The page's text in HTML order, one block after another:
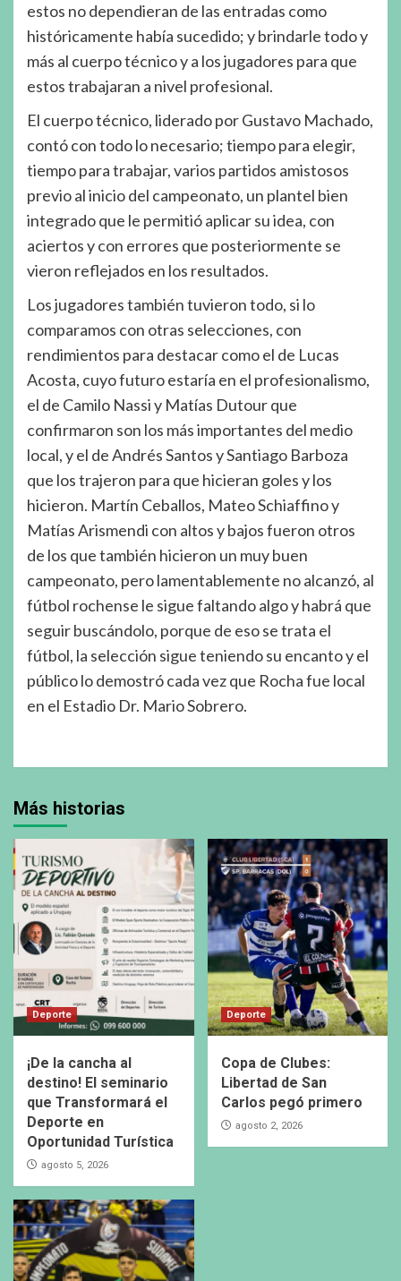
estos no dependieran de las entradas como
históricamente había sucedido; y brindarle todo y
más al cuerpo técnico y a los jugadores para que
estos trabajaran a nivel profesional.
El cuerpo técnico, liderado por Gustavo Machado,
contó con todo lo necesario; tiempo para elegir,
tiempo para trabajar, varios partidos amistosos
previo al inicio del campeonato, un plantel bien
integrado que le permitió aplicar su idea, con
aciertos y con errores que posteriormente se
vieron reflejados en los resultados.
Los jugadores también tuvieron todo, si lo
comparamos con otras selecciones, con
rendimientos para destacar como el de Lucas
Acosta, cuyo futuro estaría en el profesionalismo,
el de Camilo Nassi y Matías Dutour que
confirmaron son los más importantes del medio
local, y el de Andrés Santos y Santiago Barboza
que los trajeron para que hicieran goles y los
hicieron. Martín Ceballos, Mateo Schiaffino y
Matías Arismendi con altos y bajos fueron otros
de los que también hicieron un muy buen
campeonato, pero lamentablemente no alcanzó, al
fútbol rochense le sigue faltando algo y habrá que
seguir buscándolo, porque de eso se trata el
fútbol, la selección sigue teniendo su encanto y el
público lo demostró cada vez que Rocha fue local
en el Estadio Dr. Mario Sobrero.
Más historias
Deporte
¡De la cancha al
destino! El seminario
que Transformará el
Deporte en
Oportunidad Turística
agosto 5, 2026
Deporte
Copa de Clubes:
Libertad de San
Carlos pegó primero
agosto 2, 2026